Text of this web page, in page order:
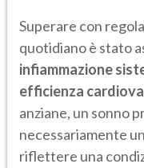
Superare con
quotidiano è stato
infiammazione
efficienza
anziane, un sonno
necessariamente
riflettere una